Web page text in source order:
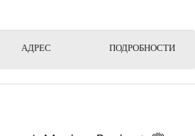
АДРЕС ПОДРОБНОСТИ